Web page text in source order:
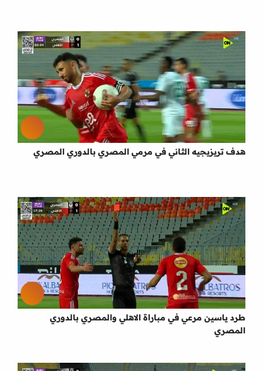
هدف تريزيجيه الثاني في مرمي المصري بالدوري المصري
طرد ياسين مرعي في مباراة الاهلي والمصري بالدوري
المصري